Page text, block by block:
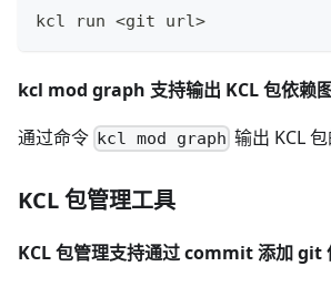
kcl run <git url>
kcl mod graph 支持输出 KCL 包依赖
通过命令 kcl mod graph 输出 KCL 包
KCL 包管理工具
KCL 包管理支持通过 commit 添加 git